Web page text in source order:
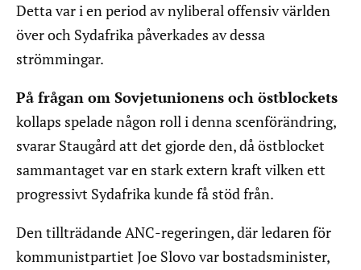
Detta var i en period av nyliberal offensiv världen
över och Sydafrika påverkades av dessa
strömmingar.
På frågan om Sovjetunionens och östblockets
kollaps spelade någon roll i denna scenförändring,
svarar Staugård att det gjorde den, då östblocket
sammantaget var en stark extern kraft vilken ett
progressivt Sydafrika kunde få stöd från.
Den tillträdande ANC-regeringen, där ledaren för
kommunistpartiet Joe Slovo var bostadsminister,